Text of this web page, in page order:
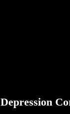
Depression